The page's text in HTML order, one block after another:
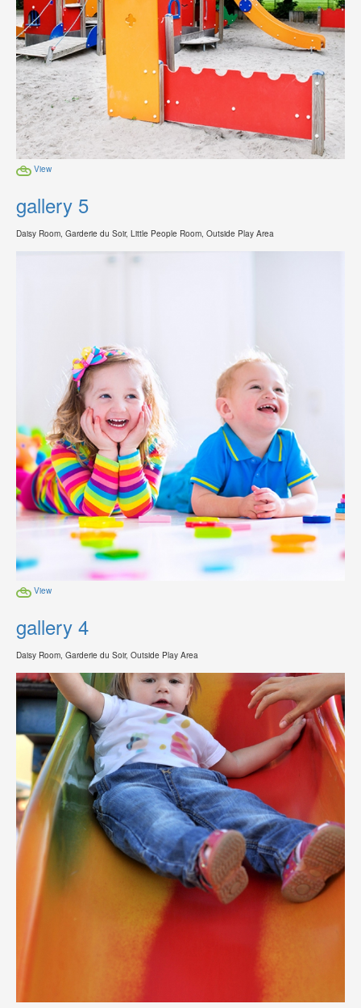
View
gallery 5
Daisy Room, Garderie du Soir, Little People Room, Outside Play Area
View
gallery 4
Daisy Room, Garderie du Soir, Outside Play Area